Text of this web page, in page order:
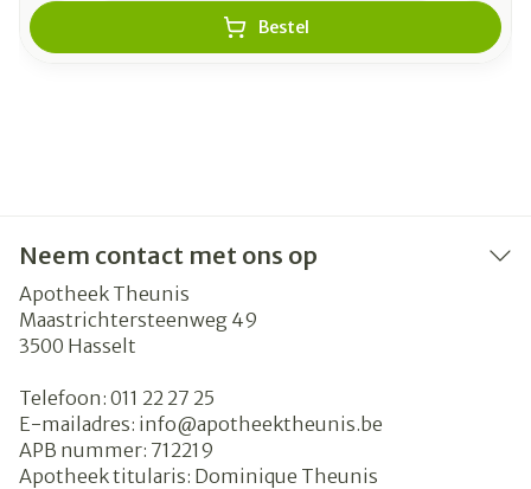
Bestel
Neem contact met ons op
Apotheek Theunis
Maastrichtersteenweg 49
3500 Hasselt
Telefoon: 011 22 27 25
E-mailadres: info@apotheektheunis.be
APB nummer: 712219
Apotheek titularis: Dominique Theunis